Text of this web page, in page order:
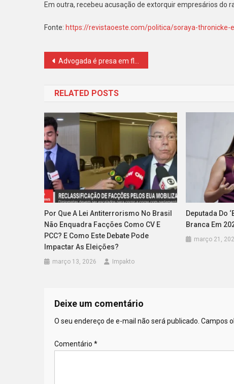
Em outra, recebeu acusação de extorquir empresários do
Fonte: https://revistaoeste.com/politica/soraya-
Navegação
Post
Advogada é presa em flagrante por furto de champanhe em Copacabana
RELATED POSTS
Por Que A Lei Antiterrorismo No Brasil
Não Enquadra Facções Como CV E
PCC? E Como Este Debate Pode
Impactar As Eleições?
março 13, 2026 Impakto
Deputada Do
Branca Em
março 21,
Deixe um comentário
O seu endereço de e-mail não será publicado. Campos
Comentário *